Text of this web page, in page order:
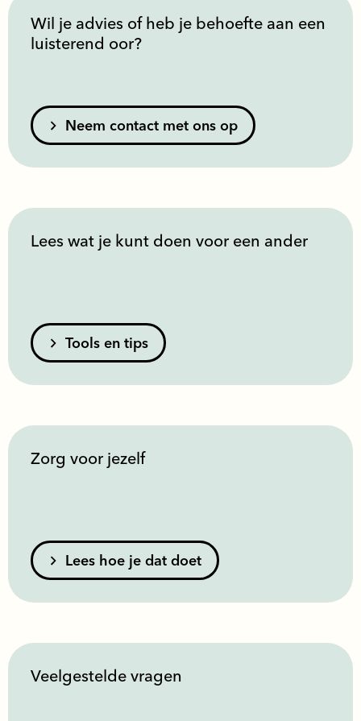
Wil je advies of heb je behoefte aan een
luisterend oor?
Neem contact met ons op
Lees wat je kunt doen voor een ander
Tools en tips
Zorg voor jezelf
Lees hoe je dat doet
Veelgestelde vragen